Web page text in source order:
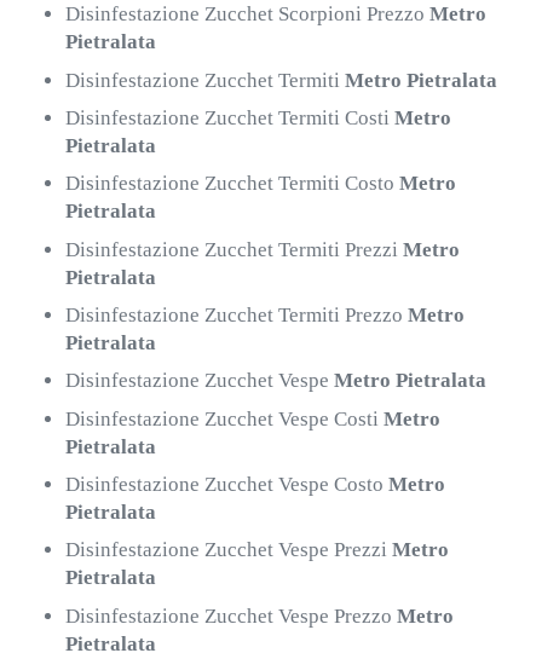
Disinfestazione Zucchet Scorpioni PrezzoMetro
Pietralata
Disinfestazione Zucchet TermitiMetro Pietralata
Disinfestazione Zucchet Termiti CostiMetro
Pietralata
Disinfestazione Zucchet Termiti CostoMetro
Pietralata
Disinfestazione Zucchet Termiti PrezziMetro
Pietralata
Disinfestazione Zucchet Termiti PrezzoMetro
Pietralata
Disinfestazione Zucchet VespeMetro Pietralata
Disinfestazione Zucchet Vespe CostiMetro
Pietralata
Disinfestazione Zucchet Vespe CostoMetro
Pietralata
Disinfestazione Zucchet Vespe PrezziMetro
Pietralata
Disinfestazione Zucchet Vespe PrezzoMetro
Pietralata